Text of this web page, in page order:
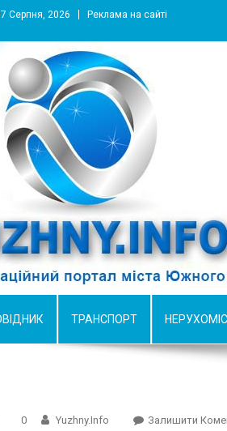
Серпня, 2026 Реклама на сайті
портал города Южный
ТРАНСПОРТ
0 Yuzhny.info Залишити